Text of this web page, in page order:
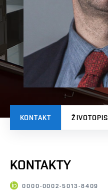
KONTAKT ŽIVOTOPIS
KONTAKTY
0000-0002-5013-8409